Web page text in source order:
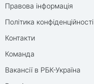
Правова інформація
Політика конфіденційності
Контакти
Команда
Вакансії в РБК-Україна